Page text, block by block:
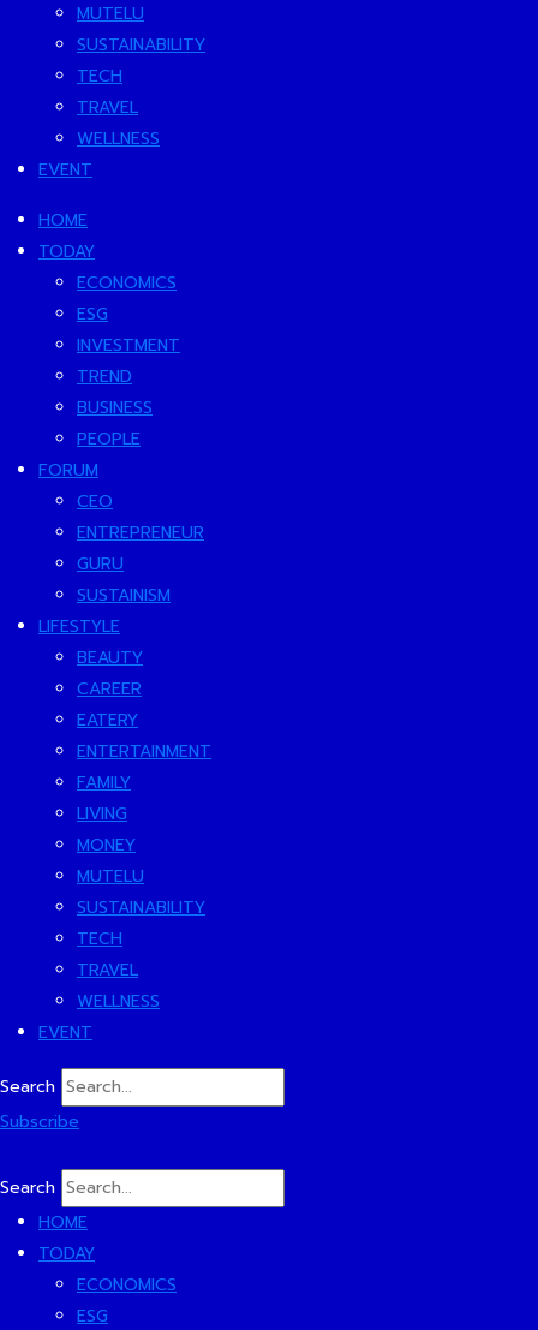
MUTELU
SUSTAINABILITY
TECH
TRAVEL
WELLNESS
EVENT
HOME
TODAY
ECONOMICS
ESG
INVESTMENT
TREND
BUSINESS
PEOPLE
FORUM
CEO
ENTREPRENEUR
GURU
SUSTAINISM
LIFESTYLE
BEAUTY
CAREER
EATERY
ENTERTAINMENT
FAMILY
LIVING
MONEY
MUTELU
SUSTAINABILITY
TECH
TRAVEL
WELLNESS
EVENT
Search
Subscribe
Search
HOME
TODAY
ECONOMICS
ESG